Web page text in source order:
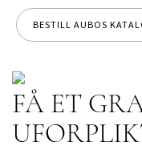
BESTILL AUBOS
FÅ ET